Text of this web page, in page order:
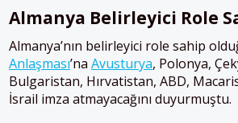
Almanya Belirleyici Role
Almanya’nın belirleyici role sahip
Anlaşması’na Avusturya, Polonya,
Bulgaristan, Hırvatistan, ABD,
İsrail imza atmayacağını duyurmuştu.